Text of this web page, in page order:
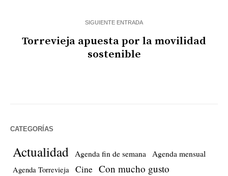
SIGUIENTE ENTRADA
Torrevieja apuesta por la movilidad
sostenible
CATEGORÍAS
Actualidad Agenda fin de semana Agenda mensual
Agenda Torrevieja Cine Con mucho gusto